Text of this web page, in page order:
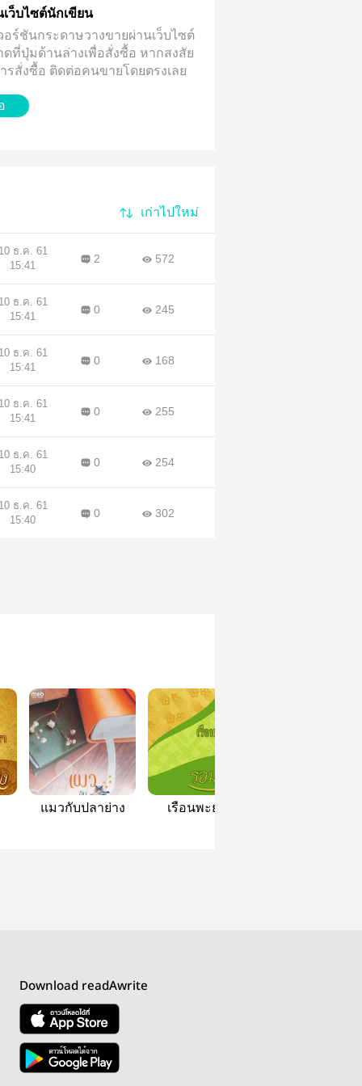
ว็บไซต์นักเขียน
อร์ชันกระดาษวางขายผ่านเว็บไซต์
ดที่ปุ่มด้านล่างเพื่อสั่งซื้อ หากสงสัย
รสั่งซื้อ ติดต่อคนขายโดยตรงเลย
เก่าไปใหม่
ธ.ค. 61
15:41
2 572
ธ.ค. 61
15:41
0 245
ธ.ค. 61
15:41
0 168
ธ.ค. 61
15:41
0 255
ธ.ค. 61
15:40
0 254
ธ.ค. 61
15:40
0 302
แมวกับปลาย่าง เรือนพะยอม
Download readAwrite